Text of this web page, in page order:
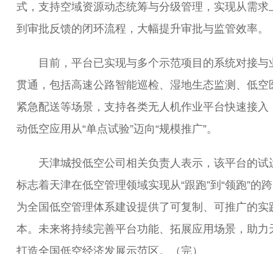
式，支持空域资源动态统筹与分级管理，实现从需求
到审批反馈的闭环流程，大幅提升审批与监管效率。
目前，平台已实现与多个示范项目的系统对接与
贯通，包括高速公路智能巡检、湿地生态监测、低空
紧急配送等场景，支持各类无人机作业平台快速接入
动低空应用从“单点试验”迈向“规模推广”。
天津城投低空公司相关负责人表示，该平台的试
标志着天津在低空管理领域实现从“跟跑”到“领跑”的
为全国低空管理体系建设提供了可复制、可推广的实
本。未来将持续完善平台功能、拓展应用场景，助力
打造全国低空经济发展示范区。（完）